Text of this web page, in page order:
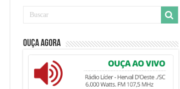
Ouça Agora